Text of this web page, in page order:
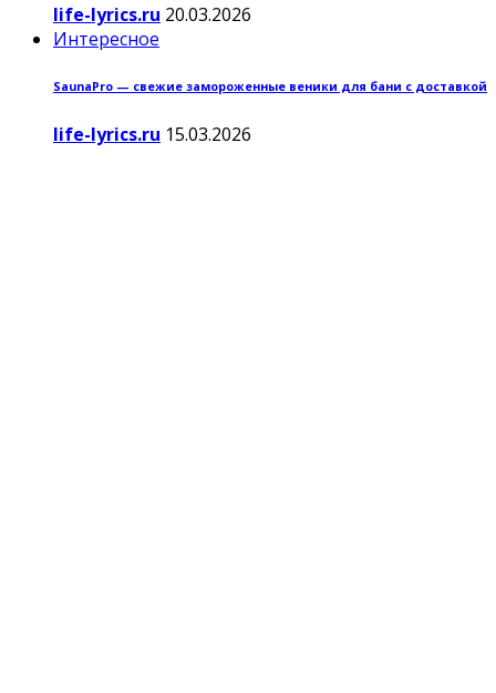
life-lyrics.ru 20.03.2026
Интересное
SaunaPro — свежие замороженные веники для бани с доставкой
life-lyrics.ru 15.03.2026